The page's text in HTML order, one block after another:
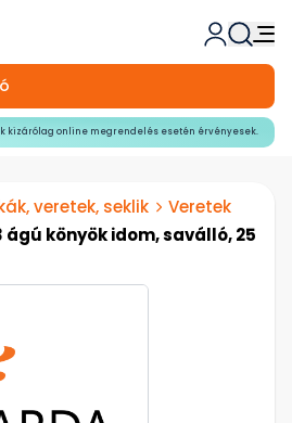
kizárólag online megrendelés esetén érvényesek.
veretek, seklik
Veretek
könyök idom, saválló, 25